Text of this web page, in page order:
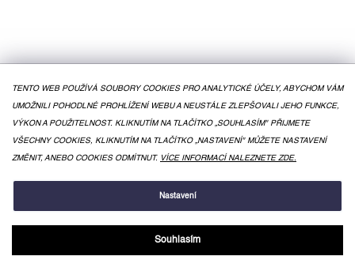
TENTO WEB POUŽÍVÁ SOUBORY COOKIES PRO ANALYTICKÉ ÚČELY, ABYCHOM VÁM
UMOŽNILI POHODLNÉ PROHLÍŽENÍ WEBU A NEUSTÁLE ZLEPŠOVALI JEHO FUNKCE,
VÝKON A POUŽITELNOST. KLIKNUTÍM NA TLAČÍTKO „SOUHLASÍM" PŘIJMETE
VŠECHNY COOKIES, KLIKNUTÍM NA TLAČÍTKO „NASTAVENÍ" MŮŽETE NASTAVENÍ
ZMĚNIT, ANEBO COOKIES ODMÍTNUT. VÍCE INFORMACÍ NALEZNETE ZDE.
Nastavení
Souhlasím